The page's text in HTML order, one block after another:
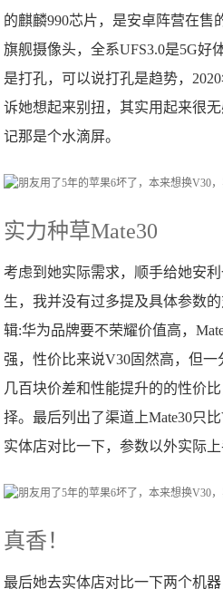
的麒麟990芯片，是安卓阵营在售
旗舰摄像头，全系UFS3.0是5G好
是打孔，可以说打孔是趋势，
诉她想起来别扭，其实用起来很
记那是个水滴屏。
实力种草Mate30
考虑到她实际需求，顺手给她安
生，我并没有过多提及具体参数
辑:华为品牌要不荣耀价值高，
强，性价比来说V30固然高，但
几百块价差和性能提升的的性价
择。最后列出了渠道上Mate30只
实体店对比一下，参数以外实际上
真香！
最后她去实体店对比一下两个机